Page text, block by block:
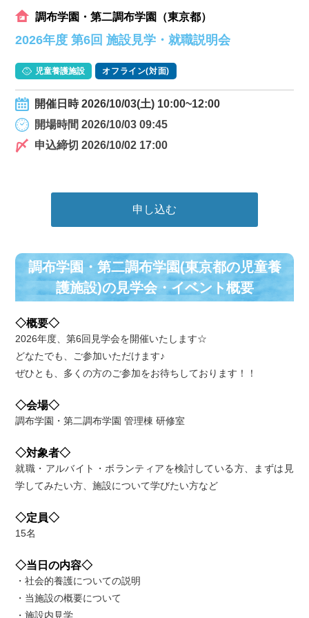
調布学園・第二調布学園（東京都）
2026年度 第6回 施設見学・就職説明会
児童養護施設 オフライン(対面)
開催日時 2026/10/03(土) 10:00~12:00
開場時間 2026/10/03 09:45
申込締切 2026/10/02 17:00
申し込む
調布学園・第二調布学園(東京都の児童養
護施設)の⾒学会・イベント概要
◇概要◇
2026年度、第6回見学会を開催いたします☆
どなたでも、ご参加いただけます♪
ぜひとも、多くの方のご参加をお待ちしております！！
◇会場◇
調布学園・第二調布学園 管理棟 研修室
◇対象者◇
就職・アルバイト・ボランティアを検討している方、まずは見
学してみたい方、施設について学びたい方など
◇定員◇
15名
◇当日の内容◇
・社会的養護についての説明
・当施設の概要について
・施設内見学